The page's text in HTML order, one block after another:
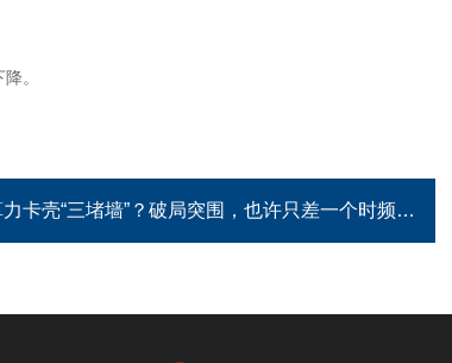
。
卡壳“三堵墙”？破局突围，也许只差一个时频同步方案！